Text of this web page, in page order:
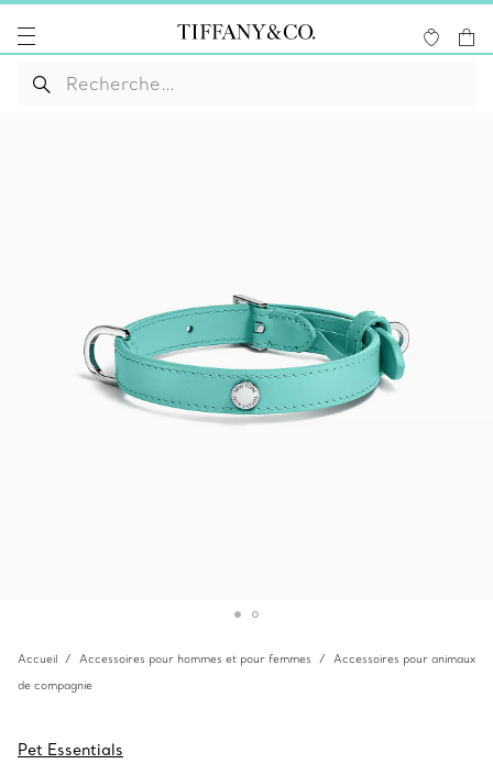
Accueil Accessoires pour hommes et pour femmes
Accessoires pour animaux
de compagnie
Pet Essentials